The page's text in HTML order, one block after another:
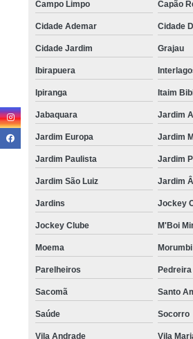
Campo Limpo Capão
Cidade Ademar Cidade
Cidade Jardim Grajau
Ibirapuera
Ipiranga Itaim
Jabaquara Jardim
Jardim Europa Jardim
Jardim Paulista Jardim
Jardim São Luiz Jardim
Jardins Jockey
Jockey Clube M'Boi
Moema Morumbi
Parelheiros Pedreira
Sacomã Santo
Saúde Socorro
Vila Andrade Vila